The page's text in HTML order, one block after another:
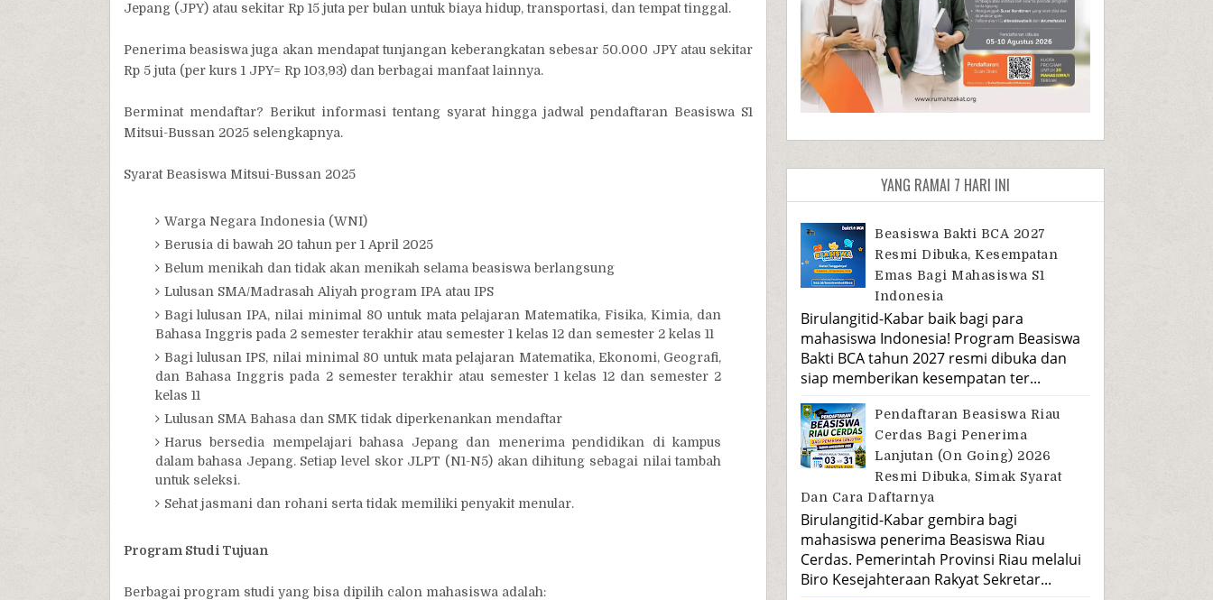
Jepang (JPY) atau sekitar Rp 15 juta per bulan untuk biaya hidup, transportasi, dan tempat tinggal.
Penerima beasiswa juga akan mendapat tunjangan keberangkatan sebesar 50.000 JPY atau sekitar
Rp 5 juta (per kurs 1 JPY= Rp 103,93) dan berbagai manfaat lainnya.
Berminat mendaftar? Berikut informasi tentang syarat hingga jadwal pendaftaran Beasiswa S1
Mitsui-Bussan 2025 selengkapnya.
Syarat Beasiswa Mitsui-Bussan 2025
Warga Negara Indonesia (WNI)
Berusia di bawah 20 tahun per 1 April 2025
Belum menikah dan tidak akan menikah selama beasiswa berlangsung
Lulusan SMA/Madrasah Aliyah program IPA atau IPS
Bagi lulusan IPA, nilai minimal 80 untuk mata pelajaran Matematika, Fisika, Kimia, dan
Bahasa Inggris pada 2 semester terakhir atau semester 1 kelas 12 dan semester 2 kelas 11
Bagi lulusan IPS, nilai minimal 80 untuk mata pelajaran Matematika, Ekonomi, Geografi,
dan Bahasa Inggris pada 2 semester terakhir atau semester 1 kelas 12 dan semester 2
kelas 11
Lulusan SMA Bahasa dan SMK tidak diperkenankan mendaftar
Harus bersedia mempelajari bahasa Jepang dan menerima pendidikan di kampus
dalam bahasa Jepang. Setiap level skor JLPT (N1-N5) akan dihitung sebagai nilai tambah
untuk seleksi.
Sehat jasmani dan rohani serta tidak memiliki penyakit menular.
Program Studi Tujuan
Berbagai program studi yang bisa dipilih calon mahasiswa adalah:
YANG RAMAI 7 HARI INI
Beasiswa Bakti BCA 2027
Resmi Dibuka, Kesempatan
Emas Bagi Mahasiswa S1
Indonesia
Birulangitid-Kabar baik bagi para
mahasiswa Indonesia! Program Beasiswa
Bakti BCA tahun 2027 resmi dibuka dan
siap memberikan kesempatan ter...
Pendaftaran Beasiswa Riau
Cerdas Bagi Penerima
Lanjutan (On Going) 2026
Resmi Dibuka, Simak Syarat
Dan Cara Daftarnya
Birulangitid-Kabar gembira bagi
mahasiswa penerima Beasiswa Riau
Cerdas. Pemerintah Provinsi Riau melalui
Biro Kesejahteraan Rakyat Sekretar...